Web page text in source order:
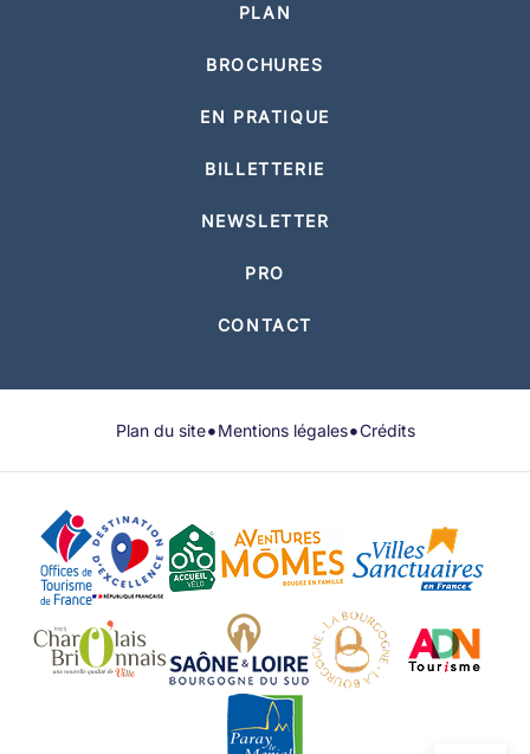
PLAN
BROCHURES
EN PRATIQUE
BILLETTERIE
NEWSLETTER
PRO
CONTACT
Plan du site•Mentions légales•Crédits